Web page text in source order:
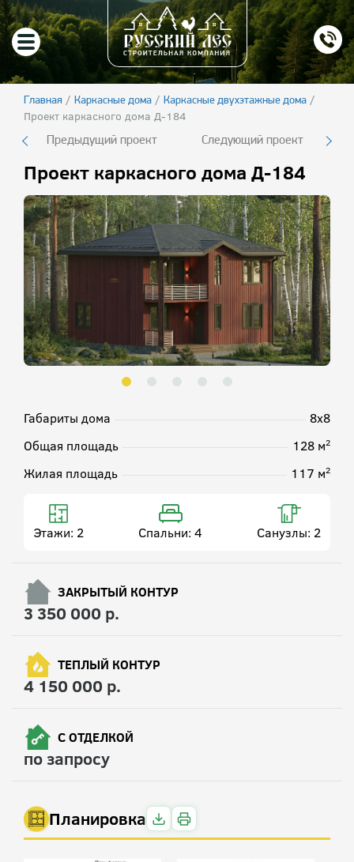
Главная / Каркасные дома / Каркасные двухэтажные дома /
Проект каркасного дома Д-184
Предыдущий проект Следующий проект
Проект каркасного дома Д-184
Габариты дома
8х8
Общая площадь
128 м2
Жилая площадь 117 м2
Этажи: 2 Спальни: 4 Санузлы: 2
ЗАКРЫТЫЙ КОНТУР
3 350 000 р.
ТЕПЛЫЙ КОНТУР
4 150 000 р.
С ОТДЕЛКОЙ
по запросу
Планировка